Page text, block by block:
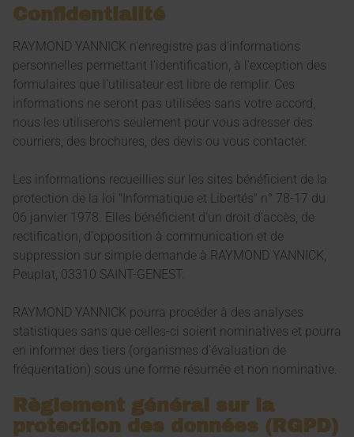
Confidentialité
RAYMOND YANNICK n'enregistre pas d'informations
personnelles permettant l'identification, à l'exception des
formulaires que l'utilisateur est libre de remplir. Ces
informations ne seront pas utilisées sans votre accord,
nous les utiliserons seulement pour vous adresser des
courriers, des brochures, des devis ou vous contacter.
Les informations recueillies sur les sites bénéficient de la
protection de la loi "Informatique et Libertés" n° 78-17 du
06 janvier 1978. Elles bénéficient d'un droit d'accès, de
rectification, d'opposition à communication et de
suppression sur simple demande à RAYMOND YANNICK,
Peuplat, 03310 SAINT-GENEST.
RAYMOND YANNICK pourra procéder à des analyses
statistiques sans que celles-ci soient nominatives et pourra
en informer des tiers (organismes d'évaluation de
fréquentation) sous une forme résumée et non nominative.
Règlement général sur la
protection des données (RGPD)